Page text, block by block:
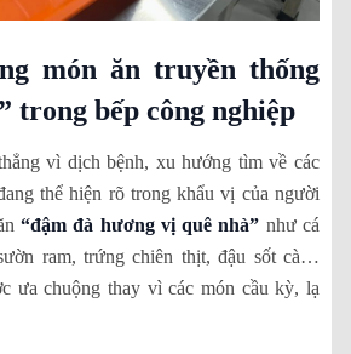
món ăn truyền thống
trong bếp công nghiệp
vì dịch bệnh, xu hướng tìm về các
thể hiện rõ trong khẩu vị của người
“đậm đà hương vị quê nhà” như cá
ram, trứng chiên thịt, đậu sốt cà…
ưa chuộng thay vì các món cầu kỳ, lạ